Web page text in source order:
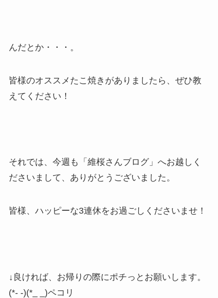
んだとか・・・。
皆様のオススメたこ焼きがありましたら、ぜひ教
えてください！
それでは、今週も「維桜さんブログ」へお越しく
ださいまして、ありがとうございました。
皆様、ハッピーな3連休をお過ごしくださいませ！
↓良ければ、お帰りの際にポチっとお願いします。
(*- -)(*_ _)ペコリ